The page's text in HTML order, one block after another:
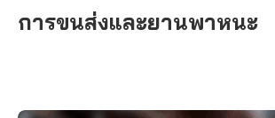
การขนส่งและยานพาหนะ